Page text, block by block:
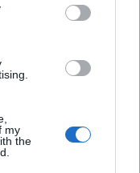
my
the
fél
vízellátása